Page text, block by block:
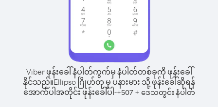
Viber ဖုန်းခေါ်နံပါတ်ကွက်မှ နံပါတ်တစ်ခုကို ဖုန်းခေါ်
နိုင်သည်။Ellipso ဂြိုဟ်တု မှ ပနားမား သို့ ဖုန်းခေါ်ဆိုရန်
အောက်ပါအတိုင်း ဖုန်းခေါ်ပါ-+507+ ဒေသတွင်း နံပါတ်